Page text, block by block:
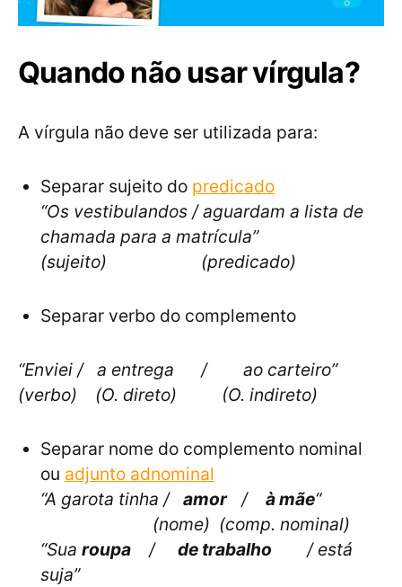
Quando não usar vírgula?
A vírgula não deve ser utilizada para:
Separar sujeito do predicado
“Os vestibulandos / aguardam a lista de
chamada para a matrícula”
(sujeito) (predicado)
Separar verbo do complemento
“Enviei / a entrega / ao carteiro”
(verbo) (O. direto) (O. indireto)
Separar nome do complemento nominal
ou adjunto adnominal
“A garota tinha / amor / à mãe“
(nome) (comp. nominal)
“Sua roupa / de trabalho
/ está
suja”